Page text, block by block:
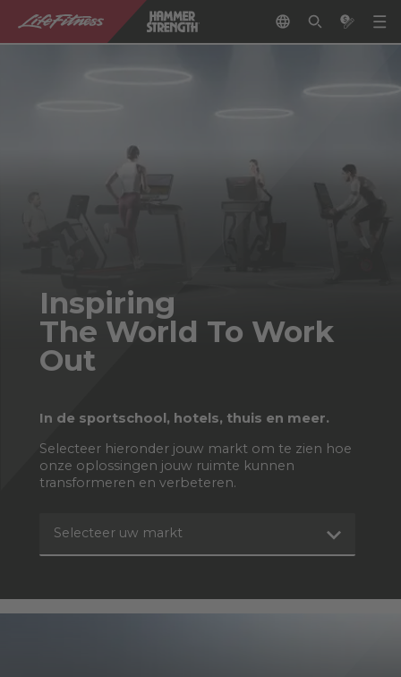
Inspiring
The World To Work
Out
In de sportschool, hotels, thuis en meer.
Selecteer hieronder jouw markt om te zien hoe
onze oplossingen jouw ruimte kunnen
transformeren en verbeteren.
Selecteer uw markt